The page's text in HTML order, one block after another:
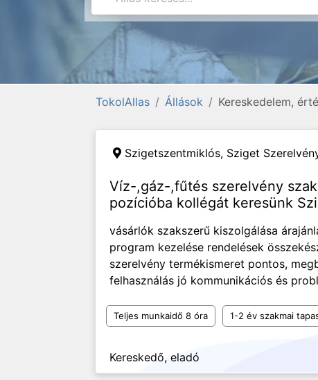
TokolAllas Állások Kereskedelem,
Szigetszentmiklós, Sziget
Víz-,gáz-,fűtés szerelvény
pozícióba kollégát keresünk
vásárlók szakszerű kiszolgálása
program kezelése rendelések
szerelvény termékismeret pontos,
felhasználás jó kommunikációs és
Teljes munkaidő 8 óra 1-2 év szakmai
Kereskedő, eladó